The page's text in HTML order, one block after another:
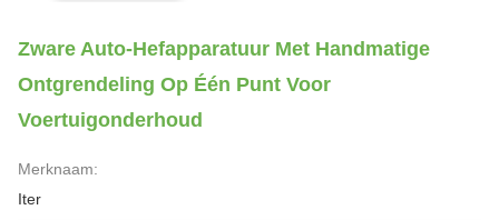
Zware Auto-Hefapparatuur Met Handmatige
Ontgrendeling Op Één Punt Voor
Voertuigonderhoud
Merknaam:
Iter